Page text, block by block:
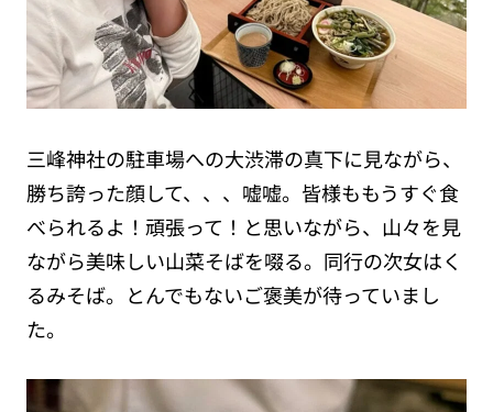
三峰神社の駐車場への大渋滞の真下に見ながら、
勝ち誇った顔して、、、嘘嘘。皆様ももうすぐ食
べられるよ！頑張って！と思いながら、山々を見
ながら美味しい山菜そばを啜る。同行の次女はく
るみそば。とんでもないご褒美が待っていまし
た。